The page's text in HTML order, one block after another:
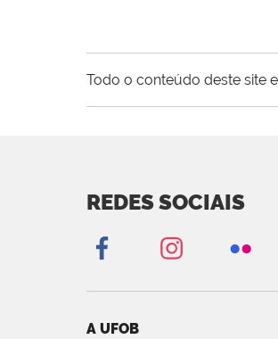
Todo o conteúdo deste site
REDES SOCIAIS
A UFOB